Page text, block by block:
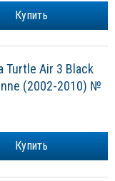
Купить
Turtle Air 3 Black
(2002-2010) №
Купить